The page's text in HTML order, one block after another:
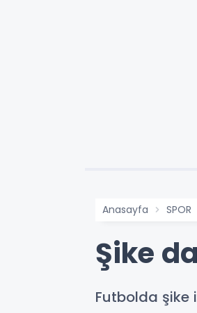
Anasayfa SPOR
Şike
Futbolda şike